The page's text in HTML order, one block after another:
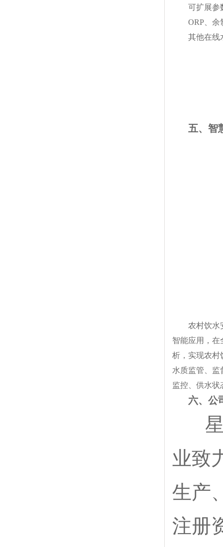
可扩展参
ORP、
其他在线
五、智
农村饮水
智能应用，在
析，实现农村
水质监管、监
监控、供水状
六、公
星
业致
生产
注册